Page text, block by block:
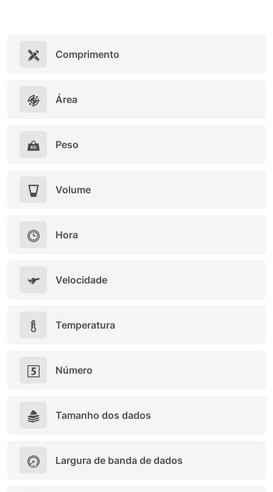
Comprimento
Área
Peso
Volume
Hora
Velocidade
Temperatura
Número
Tamanho dos dados
Largura de banda de dados